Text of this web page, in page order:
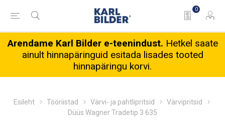
0
Arendame Karl Bilder e-teenindust. Hetkel saate
ainult hinnapäringuid esitada lisades tooted
hinnapäringu korvi.
Esileht Tööriistad Värvi- ja pahtlipritsid
Värvipritsid
Düüs Wagner Tradetip 3 635